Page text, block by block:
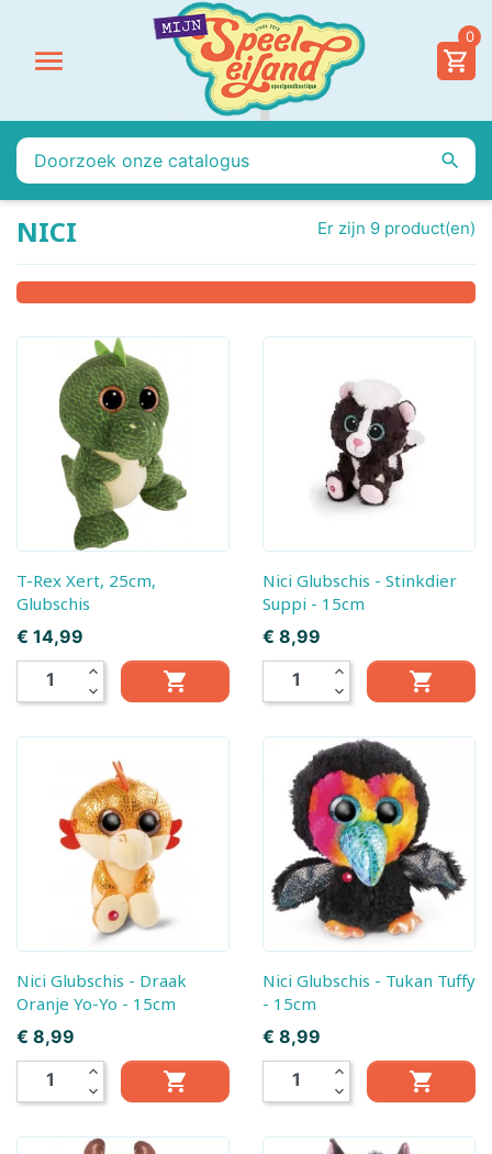

0

NICI Er zijn 9 product(en)
T-Rex Xert, 25cm,
Glubschis
Prijs
€ 14,99
expand_less
expand_more

Nici Glubschis - Stinkdier
Suppi - 15cm
Prijs
€ 8,99
expand_less
expand_more

Nici Glubschis - Draak
Oranje Yo-Yo - 15cm
Prijs
€ 8,99
expand_less
expand_more

Nici Glubschis - Tukan Tuffy
- 15cm
Prijs
€ 8,99
expand_less
expand_more
